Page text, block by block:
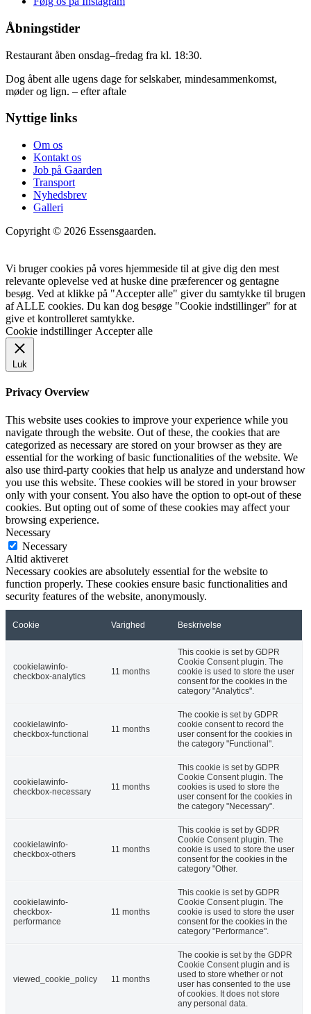
Åbningstider
Restaurant åben onsdag–fredag fra kl. 18:30.
Dog åbent alle ugens dage for selskaber, mindesammenkomst,
møder og lign. – efter aftale
Nyttige links
Om os
Kontakt os
Job på Gaarden
Transport
Nyhedsbrev
Galleri
Copyright © 2026 Essensgaarden.
Vi bruger cookies på vores hjemmeside til at give dig den mest
relevante oplevelse ved at huske dine præferencer og gentagne
besøg. Ved at klikke på "Accepter alle" giver du samtykke til brugen
af ALLE cookies. Du kan dog besøge "Cookie indstillinger" for at
give et kontrolleret samtykke.
Cookie indstillinger Accepter alle
Luk
Privacy Overview
This website uses cookies to improve your experience while you
navigate through the website. Out of these, the cookies that are
categorized as necessary are stored on your browser as they are
essential for the working of basic functionalities of the website. We
also use third-party cookies that help us analyze and understand how
you use this website. These cookies will be stored in your browser
only with your consent. You also have the option to opt-out of these
cookies. But opting out of some of these cookies may affect your
browsing experience.
Necessary
Necessary
Altid aktiveret
Necessary cookies are absolutely essential for the website to
function properly. These cookies ensure basic functionalities and
security features of the website, anonymously.
Cookie Varighed Beskrivelse
cookielawinfo-
checkbox-analytics
11 months
This cookie is set by GDPR
Cookie Consent plugin. The
cookie is used to store the user
consent for the cookies in the
category "Analytics".
cookielawinfo-
checkbox-functional
11 months
The cookie is set by GDPR
cookie consent to record the
user consent for the cookies in
the category "Functional".
cookielawinfo-
checkbox-necessary
11 months
This cookie is set by GDPR
Cookie Consent plugin. The
cookies is used to store the
user consent for the cookies in
the category "Necessary".
cookielawinfo-
checkbox-others
11 months
This cookie is set by GDPR
Cookie Consent plugin. The
cookie is used to store the user
consent for the cookies in the
category "Other.
cookielawinfo-
checkbox-
performance
11 months
This cookie is set by GDPR
Cookie Consent plugin. The
cookie is used to store the user
consent for the cookies in the
category "Performance".
viewed_cookie_policy 11 months
The cookie is set by the GDPR
Cookie Consent plugin and is
used to store whether or not
user has consented to the use
of cookies. It does not store
any personal data.